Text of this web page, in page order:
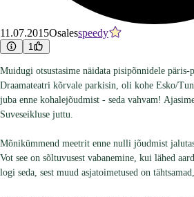
11.07.2015Osalesspeedy
1
Muidugi otsustasime näidata pisipõnnidele
Draamateatri kõrvale parkisin, oli kohe Esko/
juba enne kohalejõudmist - seda vahvam!
Suveseikluse juttu.
Mõnikümmend meetrit enne nulli jõudmist
Vot see on sõltuvusest vabanemine, kui lähed
logi seda, sest muud asjatoimetused on